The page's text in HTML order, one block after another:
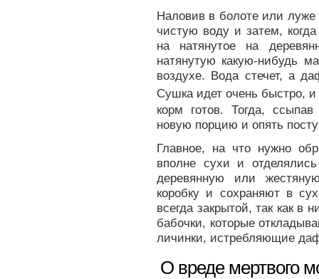
Наловив в болоте или
чистую воду и затем,
на натянутое на
натянутую какую-нибудь
воздухе. Вода стечет, а
Сушка идет очень быстро, и
корм готов. Тогда,
новую порцию и опять
Главное, на что нужно
вполне сухи и
деревянную или
коробку и сохраняют в
всегда закрытой, так как в
бабочки, которые
личинки, истребляющие
О вреде мертвого